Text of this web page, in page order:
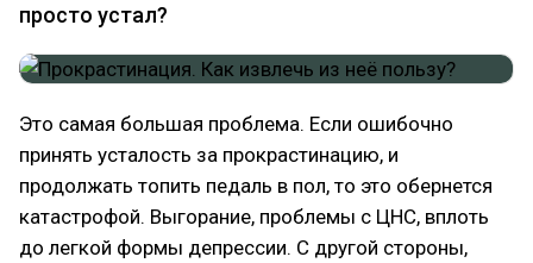
просто устал?
Это самая большая проблема. Если ошибочно
принять усталость за прокрастинацию, и
продолжать топить педаль в пол, то это обернется
катастрофой. Выгорание, проблемы с ЦНС, вплоть
до легкой формы депрессии. С другой стороны,